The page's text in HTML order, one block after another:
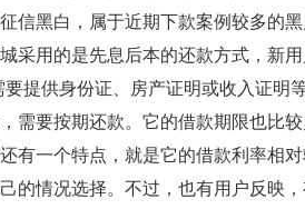
信黑白，属于近期下款案例较多的
采用的是先息后本的还款方式，新
提供身份证、房产证明或收入证明
需要按期还款。它的借款期限也比
有一个特点，就是它的借款利率相
的情况选择。不过，也有用户反映